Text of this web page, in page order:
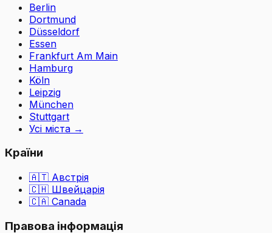
Berlin
Dortmund
Düsseldorf
Essen
Frankfurt Am Main
Hamburg
Köln
Leipzig
München
Stuttgart
Усі міста →
Країни
🇦🇹 Австрія
🇨🇭 Швейцарія
🇨🇦 Canada
Правова інформація